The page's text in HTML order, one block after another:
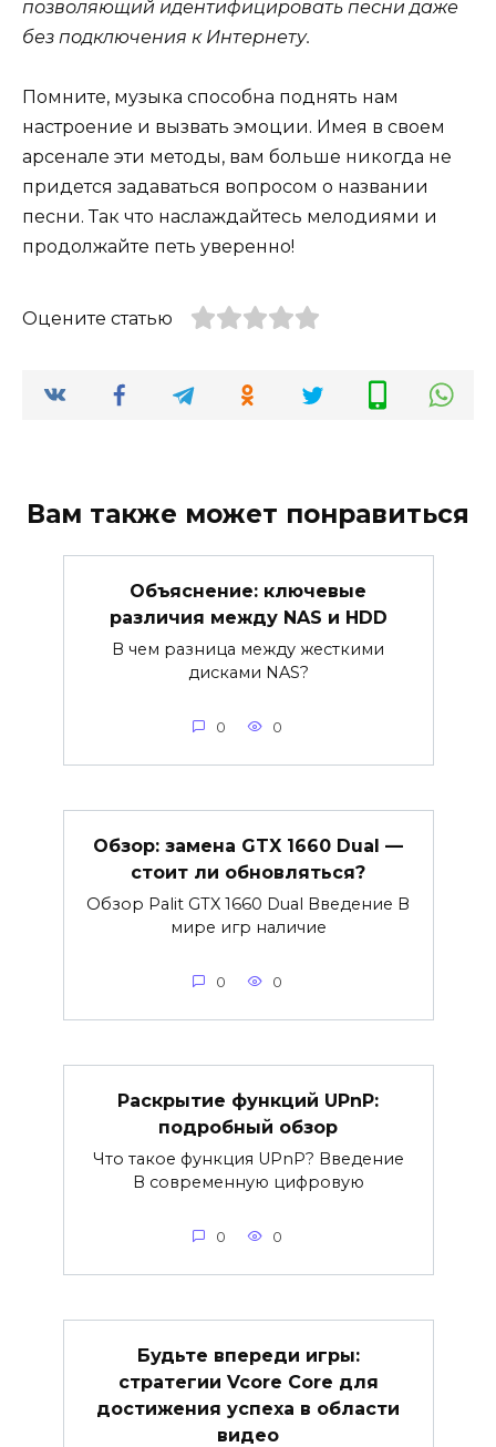
позволяющий идентифицировать песни даже
без подключения к Интернету.
Помните, музыка способна поднять нам
настроение и вызвать эмоции. Имея в своем
арсенале эти методы, вам больше никогда не
придется задаваться вопросом о названии
песни. Так что наслаждайтесь мелодиями и
продолжайте петь уверенно!
Оцените статью
Вам также может понравиться
Объяснение: ключевые
различия между NAS и HDD
В чем разница между жесткими
дисками NAS?
0 0
Обзор: замена GTX 1660 Dual —
стоит ли обновляться?
Обзор Palit GTX 1660 Dual Введение В
мире игр наличие
0 0
Раскрытие функций UPnP:
подробный обзор
Что такое функция UPnP? Введение
В современную цифровую
0 0
Будьте впереди игры:
стратегии Vcore Core для
достижения успеха в области
видео